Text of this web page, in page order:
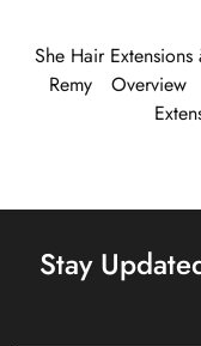
She Hair
Remy
Overview
Stay